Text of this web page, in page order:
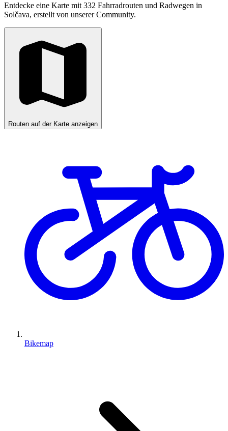
Entdecke eine Karte mit 332 Fahrradrouten und Radwegen in
Solčava, erstellt von unserer Community.
Routen auf der Karte anzeigen
Bikemap